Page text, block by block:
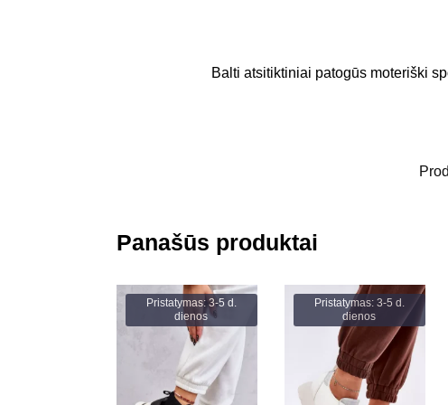
Balti atsitiktiniai patogūs moteriški
Panašūs produktai
Pristatymas: 3-5 d.
dienos
Pristatymas: 3-5 d.
dienos